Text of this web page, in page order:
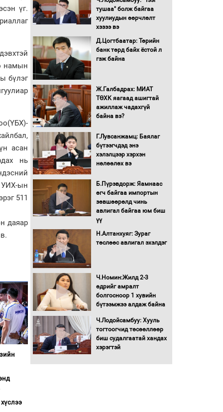
үг.
намын
бүлэг
асан
нь
УИХ-ын
511
даяар
Бүх шатанд хэмнэлтийн
горимд шилжиж, найр
гадаад томилолтыг
хориглолоо
Засгийн газрын ээлжит
хуралдаан болж байна
Автомашинд улсын
дугаарын тэгш,
сондгойгоор шатахуун
Бага орлоготой
иргэдийн орлогод
татвар ногдуулахгүй
байх эрх зүйн орчныг
Хөшөө бүтсэн түүхийг
Хөвсгөл нуурын лусыг
тахих төрийн тахилгын
ёслол боллоо
“Хар жагсаалт”-ын
асуудлыг цэгцлэх
чиглэлээр
Монголбанкны
хугацаатай үүрэг өглөө
тушаа" болж байгаа
хуулиудын өөрчлөлт
хэзээ вэ
Д.Цогтбаатар: Төрийн
банк төрд байх ёстой л
гэж байна
Ж.Галбадрах: МИАТ
ТӨХК яагаад ашигтай
ажиллаж чадахгүй
байна вэ?
Г.Лувсанжамц: Баялаг
бүтээгчдэд энэ
хэлэлцээр хэрхэн
нөлөөлөх вэ
Б.Пүрэвдорж: Яамнаас
өгч байгаа импортын
зөвшөөрөлд чинь
авлигал байгаа юм биш
үү
Н.Алтанхуяг: Зураг
төслөөс авлигал эхэлдэг
Ч.Номин:Жилд 2-3
өдрийг амралт
болгосноор 1 хувийн
бүтээмжээ алдаж байна
Ч.Лодойсамбуу: Хууль
тогтоогчид төсөөллөөр
биш судалгаатай хандах
хэрэгтэй